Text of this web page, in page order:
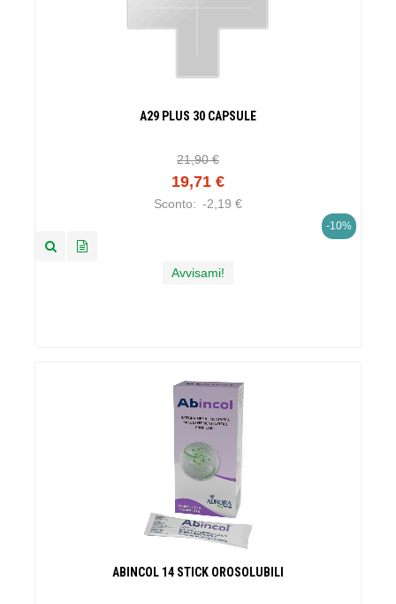
A29 PLUS 30 CAPSULE
21,90 €
19,71 €
Sconto: -2,19 €
-10%
Avvisami!
ABINCOL 14 STICK OROSOLUBILI